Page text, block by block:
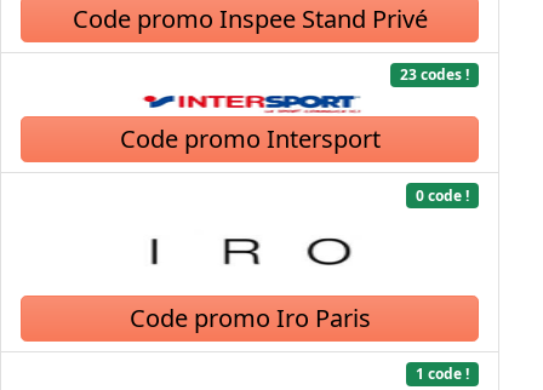
Code promo Inspee Stand Privé
23 codes !
Code promo Intersport
0 code !
Code promo Iro Paris
1 code !